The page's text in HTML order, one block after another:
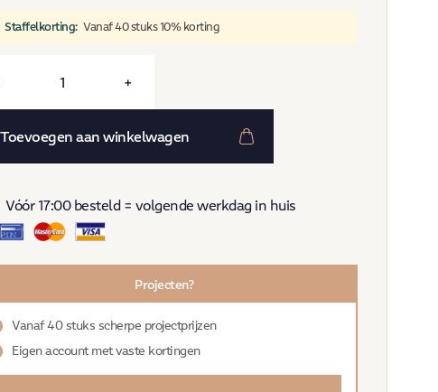
Staffelkorting: Vanaf 40 stuks 10% korting
+
Toevoegen aan winkelwagen
Vóór 17:00 besteld = volgende werkdag in huis
Projecten?
Vanaf 40 stuks scherpe projectprijzen
Eigen account met vaste kortingen